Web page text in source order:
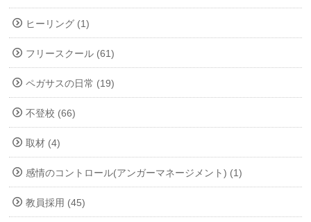
ヒーリング (1)
フリースクール (61)
ペガサスの日常 (19)
不登校 (66)
取材 (4)
感情のコントロール(アンガーマネージメント) (1)
教員採用 (45)